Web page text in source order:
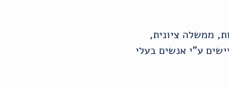
ממשלה ציונית,
ע"י אנשים בעלי